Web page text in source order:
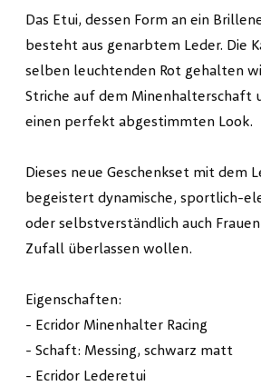
Das Etui, dessen Form an ein
besteht aus genarbtem Leder. Die
selben leuchtenden Rot gehalten
Striche auf dem Minenhalterschaft
einen perfekt abgestimmten Look.
Dieses neue Geschenkset mit dem
begeistert dynamische, sportlich-
oder selbstverständlich auch
Zufall überlassen wollen.
Eigenschaften:
- Ecridor Minenhalter Racing
- Schaft: Messing, schwarz matt
- Ecridor Lederetui